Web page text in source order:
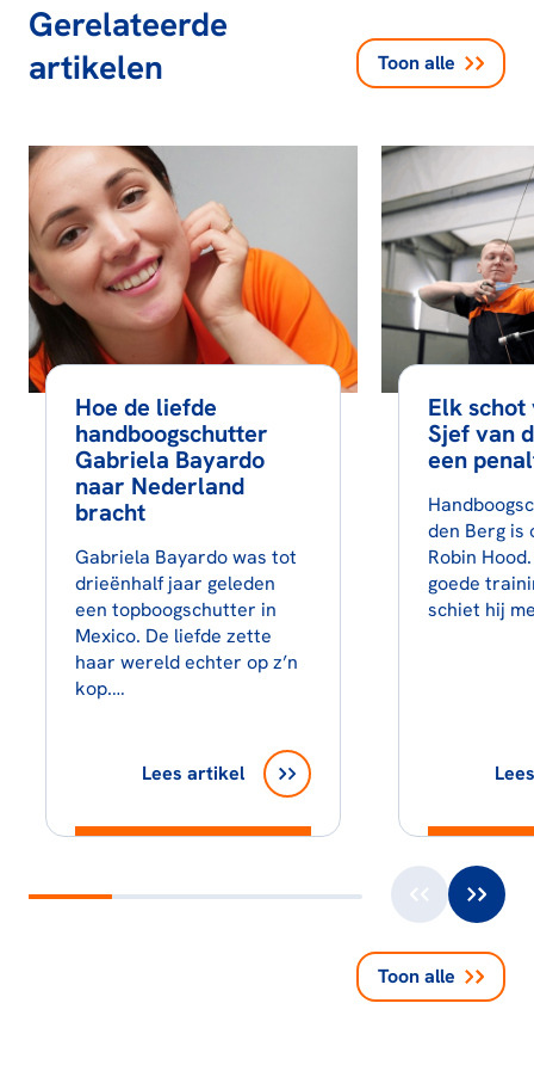
Gerelateerde
artikelen
Toon alle
Hoe de liefde
handboogschutter
Gabriela Bayardo
naar Nederland
bracht
Gabriela Bayardo was tot
drieënhalf jaar geleden
een topboogschutter in
Mexico. De liefde zette
haar wereld echter op z’n
kop.…
Lees artikel
Elk
Sjef van
een
den Berg is
Robin
goede
schiet hij
Toon alle